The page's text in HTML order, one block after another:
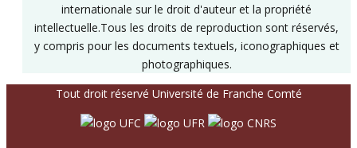
internationale sur le droit d'auteur et la propriété
intellectuelle.Tous les droits de reproduction sont réservés,
y compris pour les documents textuels, iconographiques et
photographiques.
Tout droit réservé Université de Franche Comté